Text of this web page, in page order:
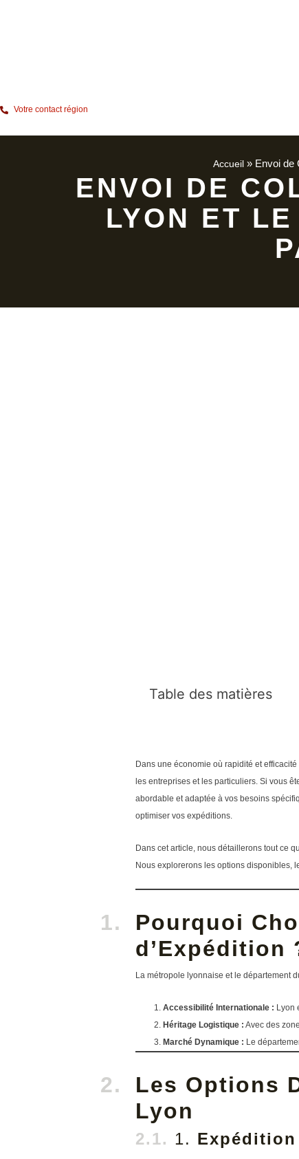
Votre contact région
Accueil» Envoi de
ENVOI DE
LYON ET
Table des matières
Dans une économie où rapidité et
les entreprises et les particuliers. Si vous
abordable et adaptée à vos besoins
optimiser vos expéditions.
Dans cet article, nous détaillerons tout ce
Nous explorerons les options disponibles,
Pourquoi
d’Expédition
La métropole lyonnaise et le département
Accessibilité Internationale : Lyon
Héritage Logistique : Avec des
Marché Dynamique : Le
Les Options
Lyon
1.